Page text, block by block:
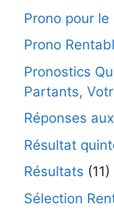
Prono pour le
Prono
Pronostics
Partants,
Réponses
Résultat
Résultats (11)
Sélection